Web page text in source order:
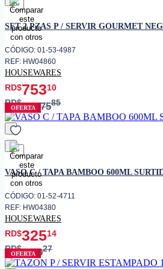
favorito
SET 2 PZAS P / SERVIR GOURMET
CÓDIGO: 01-53-4987
REF: HW04860
HOUSEWARES
RD$75310
RD$1,07585
OFERTA
favorito
VASO C / TAPA BAMBOO 600ML
CÓDIGO: 01-52-4711
REF: HW04380
HOUSEWARES
RD$32514
RD$65027
OFERTA